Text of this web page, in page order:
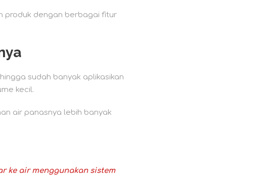
produk dengan berbagai fitur
sudah banyak aplikasikan
kecil.
air panasnya lebih banyak
ke air menggunakan sistem